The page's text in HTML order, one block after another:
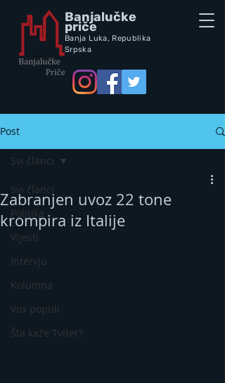
Banjalučke
priče
Banja Luka, Republika
Srpska
Post
Svi članci
Politika
Vijesti
Intervju
Kolumna
Vox populi
Šta kaže Tviter?
Svi članci
Zabranjen uvoz 22 tone
krompira iz Italije